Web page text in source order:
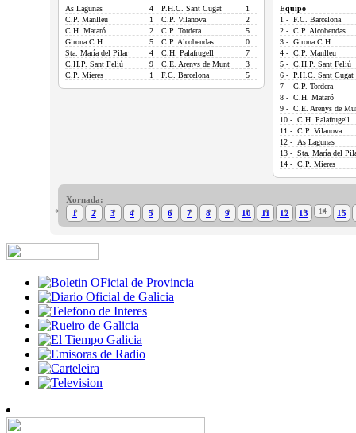
As Lagunas 4 P.H.C. Sant Cugat
1
C.P. Manlleu
1 C.P. Vilanova
2
C.H. Mataró
2 C.P. Tordera
5
Girona C.H.
5 C.P. Alcobendas
0
Sta. María del Pilar
4 C.H. Palafrugell
7
C.H.P. Sant Feliú
9 C.E. Arenys de Munt
3
C.P. Mieres
1 F.C. Barcelona 5
Equipo
1 - F.C. Barcelona
2 - C.P. Alcobendas
3 - Girona C.H.
4 - C.P. Manlleu
5 - C.H.P. Sant Feliú
6 - P.H.C. Sant Cugat
7 - C.P. Tordera
8 - C.H. Mataró
9 - C.E. Arenys de
10 - C.H. Palafrugell
11 - C.P. Vilanova
12 - As Lagunas
13 - Sta. María del
14 - C.P. Mieres
Xornada:
1
2 3 4 5 6 7 8 9 10 11 12 13 14 15